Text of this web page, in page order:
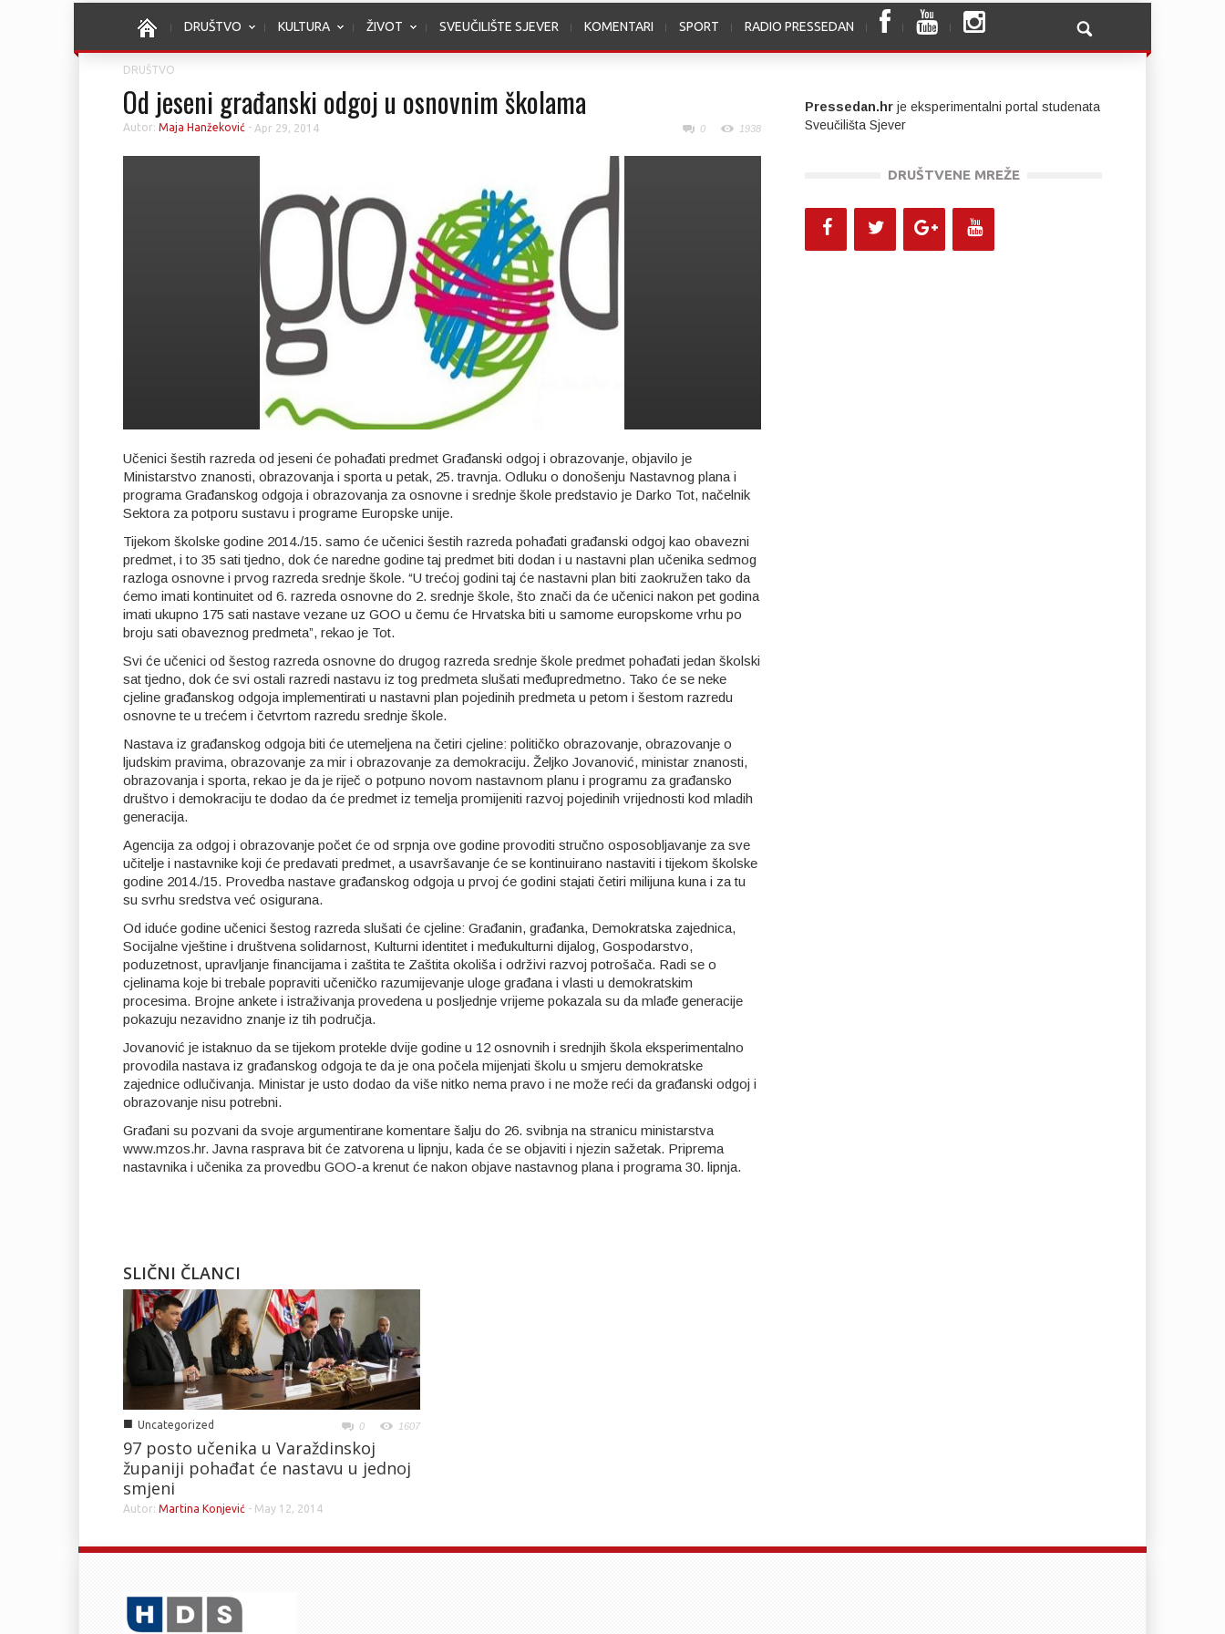
DRUŠTVO KULTURA ŽIVOT SVEUČILIŠTE SJEVER KOMENTARI SPORT RADIO PRESSEDAN
DRUŠTVO
Od jeseni građanski odgoj u osnovnim školama
Autor: Maja Hanžeković - Apr 29, 2014 0 1938
Učenici šestih razreda od jeseni će pohađati predmet Građanski odgoj i obrazovanje, objavilo je
Ministarstvo znanosti, obrazovanja i sporta u petak, 25. travnja. Odluku o donošenju Nastavnog plana i
programa Građanskog odgoja i obrazovanja za osnovne i srednje škole predstavio je Darko Tot, načelnik
Sektora za potporu sustavu i programe Europske unije.
Tijekom školske godine 2014./15. samo će učenici šestih razreda pohađati građanski odgoj kao obavezni
predmet, i to 35 sati tjedno, dok će naredne godine taj predmet biti dodan i u nastavni plan učenika sedmog
razloga osnovne i prvog razreda srednje škole. “U trećoj godini taj će nastavni plan biti zaokružen tako da
ćemo imati kontinuitet od 6. razreda osnovne do 2. srednje škole, što znači da će učenici nakon pet godina
imati ukupno 175 sati nastave vezane uz GOO u čemu će Hrvatska biti u samome europskome vrhu po
broju sati obaveznog predmeta”, rekao je Tot.
Svi će učenici od šestog razreda osnovne do drugog razreda srednje škole predmet pohađati jedan školski
sat tjedno, dok će svi ostali razredi nastavu iz tog predmeta slušati međupredmetno. Tako će se neke
cjeline građanskog odgoja implementirati u nastavni plan pojedinih predmeta u petom i šestom razredu
osnovne te u trećem i četvrtom razredu srednje škole.
Nastava iz građanskog odgoja biti će utemeljena na četiri cjeline: političko obrazovanje, obrazovanje o
ljudskim pravima, obrazovanje za mir i obrazovanje za demokraciju. Željko Jovanović, ministar znanosti,
obrazovanja i sporta, rekao je da je riječ o potpuno novom nastavnom planu i programu za građansko
društvo i demokraciju te dodao da će predmet iz temelja promijeniti razvoj pojedinih vrijednosti kod mladih
generacija.
Agencija za odgoj i obrazovanje počet će od srpnja ove godine provoditi stručno osposobljavanje za sve
učitelje i nastavnike koji će predavati predmet, a usavršavanje će se kontinuirano nastaviti i tijekom školske
godine 2014./15. Provedba nastave građanskog odgoja u prvoj će godini stajati četiri milijuna kuna i za tu
su svrhu sredstva već osigurana.
Od iduće godine učenici šestog razreda slušati će cjeline: Građanin, građanka, Demokratska zajednica,
Socijalne vještine i društvena solidarnost, Kulturni identitet i međukulturni dijalog, Gospodarstvo,
poduzetnost, upravljanje financijama i zaštita te Zaštita okoliša i održivi razvoj potrošača. Radi se o
cjelinama koje bi trebale popraviti učeničko razumijevanje uloge građana i vlasti u demokratskim
procesima. Brojne ankete i istraživanja provedena u posljednje vrijeme pokazala su da mlađe generacije
pokazuju nezavidno znanje iz tih područja.
Jovanović je istaknuo da se tijekom protekle dvije godine u 12 osnovnih i srednjih škola eksperimentalno
provodila nastava iz građanskog odgoja te da je ona počela mijenjati školu u smjeru demokratske
zajednice odlučivanja. Ministar je usto dodao da više nitko nema pravo i ne može reći da građanski odgoj i
obrazovanje nisu potrebni.
Građani su pozvani da svoje argumentirane komentare šalju do 26. svibnja na stranicu ministarstva
www.mzos.hr. Javna rasprava bit će zatvorena u lipnju, kada će se objaviti i njezin sažetak. Priprema
nastavnika i učenika za provedbu GOO-a krenut će nakon objave nastavnog plana i programa 30. lipnja.
SLIČNI ČLANCI
■ Uncategorized 0 1607
97 posto učenika u Varaždinskoj
županiji pohađat će nastavu u jednoj
smjeni
Autor: Martina Konjević - May 12, 2014
Pressedan.hr je eksperimentalni portal studenata
Sveučilišta Sjever
DRUŠTVENE MREŽE